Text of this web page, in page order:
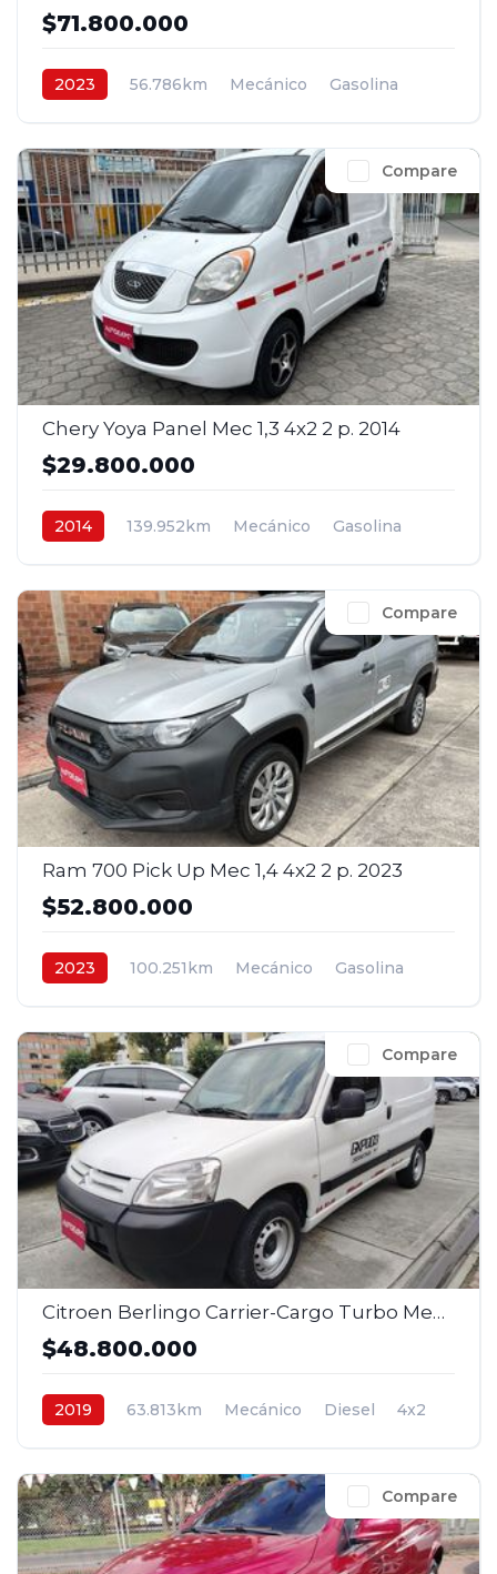
$71.800.000
2023 56.786km Mecánico
Gasolina
Compare
Chery Yoya Panel Mec 1,3 4x2 2 p. 2014
$29.800.000
2014 139.952km Mecánico
Gasolina
Compare
Ram 700 Pick Up Mec 1,4 4x2 2 p. 2023
$52.800.000
2023 100.251km Mecánico
Gasolina
Compare
Citroen Berlingo Carrier-Cargo Turbo Mec 1,6 Diesel 4x2 2 p. 2019
$48.800.000
2019 63.813km Mecánico Diesel
4x2
Compare